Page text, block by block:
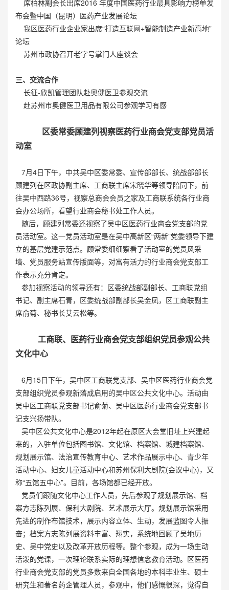
席柏林副会长出席2016 年度中国医药行业最具影响力榜单发
布会暨中国（昆明）医药产业发展论坛
我区医药行业企业家出席“打造互联网+智能制造产业新高地”
论坛
苏州市政协召开老字号掌门人座谈会
三、交流合作
长征-欣凯管理团队赴奥健医卫参观交流
赴苏州市奥健医卫用品有限公司参观学习有感
区委常委顾建列视察医药行业商会党支部党员活
动室
7月4日下午，中共吴中区委常委、宣传部部长、统战部部长
顾建列在区政协副主席、工商联主席宋晓华等领导陪同下，前
往吴中西路36号，视察总商会会员之家及工商联系统各行业商
会办公场所，看望行业商会秘书处工作人员。
随后，顾建列常委还视察了吴中区医药行业商会党支部的党
员活动室。这一党员活动室是在吴中高新区“两新”党委领导下建
立的基层党建示范点。顾常委细细察看了活动室的党员风采
墙、党员服务站宣传版面等，对富有活力的行业商会党支部工
作表示充分肯定。
参加视察活动的领导还有：区委统战部副部长、工商联党组
书记、副主席石青，区委统战部副部长吴金凤，区工商联副主
席俞菊、秘书长艾云松等。
工商联、医药行业商会党支部组织党员参观公共
文化中心
6月15日下午，吴中区工商联党支部、吴中区医药行业商会党
支部组织党员参观新落成启用的吴中区公共文化中心。活动由
吴中区工商联党支部书记俞菊、吴中区医药行业商会党支部书
记支兴扬带队。
吴中区公共文化中心是2012年起在原区大会堂旧址上兴建起
来的，入驻单位包括图书馆、文化馆、档案馆、城建档案馆、
规划展示馆、法治宣传教育中心、艺术作品展示中心、青少年
活动中心、妇女儿童活动中心和苏州保利大剧院(会议中心)，又
称“五馆五中心”。目前，各场馆都已经开放。
党员们跟随文化中心工作人员，先后参观了规划展示馆、档
案方志陈列展、保利大剧院、艺术展示大厅。规划展示馆采用
先进的制作布馆技术，展示内容立体、生动，发展蓝图令人振
奋；档案方志陈列展资料丰富、翔实，系统地回顾了吴地历
史、吴中党史以及改革开放历程等。整个参观，成为一场生动
活泼的党课，一次理论联系实际的理想信念教育活动。区医药
行业商会党支部的党员多数来自全国各地的本科毕业生、硕士
研究生和著名药企管理人员，参观中，他们感慨很深，觉得自